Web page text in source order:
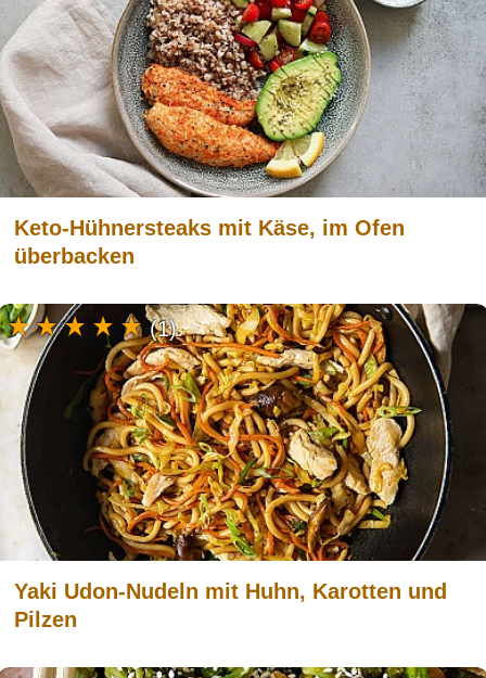
Keto-Hühnersteaks mit Käse, im Ofen
überbacken
Yaki Udon-Nudeln mit Huhn, Karotten und
Pilzen
(1)